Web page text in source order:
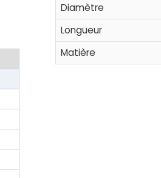
Diamètre
Longueur
Matière